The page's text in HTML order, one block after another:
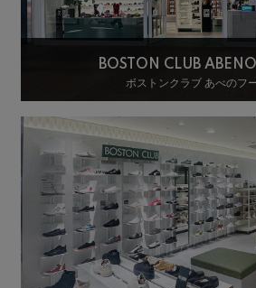
BOSTON CLUB
ボストンクラブ あべのフ